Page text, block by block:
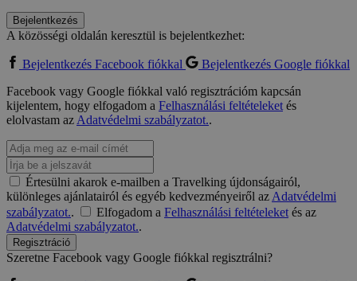
Bejelentkezés
A közösségi oldalán keresztül is bejelentkezhet:
Bejelentkezés Facebook fiókkal
Bejelentkezés Google fiókkal
Facebook vagy Google fiókkal való regisztrációm kapcsán
kijelentem, hogy elfogadom a Felhasználási feltételeketés
elolvastam azAdatvédelmi szabályzatot..
Értesülni akarok e-mailben a Travelking újdonságairól,
különleges ajánlatairól és egyéb kedvezményeiről azAdatvédelmi
szabályzatot.. Elfogadom a Felhasználási feltételeketés az
Adatvédelmi szabályzatot..
Regisztráció
Szeretne Facebook vagy Google fiókkal regisztrálni?